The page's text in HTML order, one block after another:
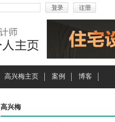
高兴梅主页 案例 博客
高兴梅